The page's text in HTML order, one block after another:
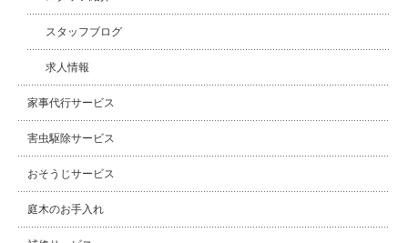
スタッフブログ
求人情報
家事代行サービス
害虫駆除サービス
おそうじサービス
庭木のお手入れ